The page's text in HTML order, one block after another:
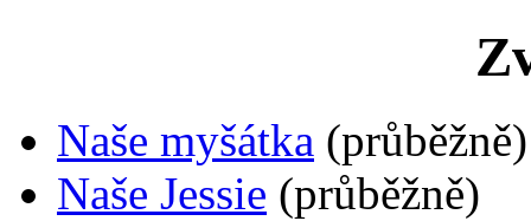
Naše myšátka (průběžně)
Naše Jessie (průběžně)